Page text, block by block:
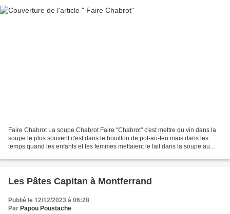
Faire Chabrot La soupe Chabrot Faire "Chabrot" c'est mettre du vin dans la
soupe le plus souvent c'est dans le bouillon de pot-au-feu mais dans les
temps quand les enfants et les femmes mettaient le lait dans la soupe au
Les Pâtes Capitan à Montferrand
Publié le 12/12/2023 à 06:28
Par Papou Poustache